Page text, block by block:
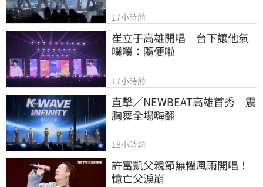
17小時前
崔立于高雄開唱　台下讓他氣
噗噗：隨便啦
17小時前
直擊／NEWBEAT高雄首秀　震
胸舞全場嗨翻
18小時前
許富凱父親節無懼風雨開唱！
憶亡父淚崩